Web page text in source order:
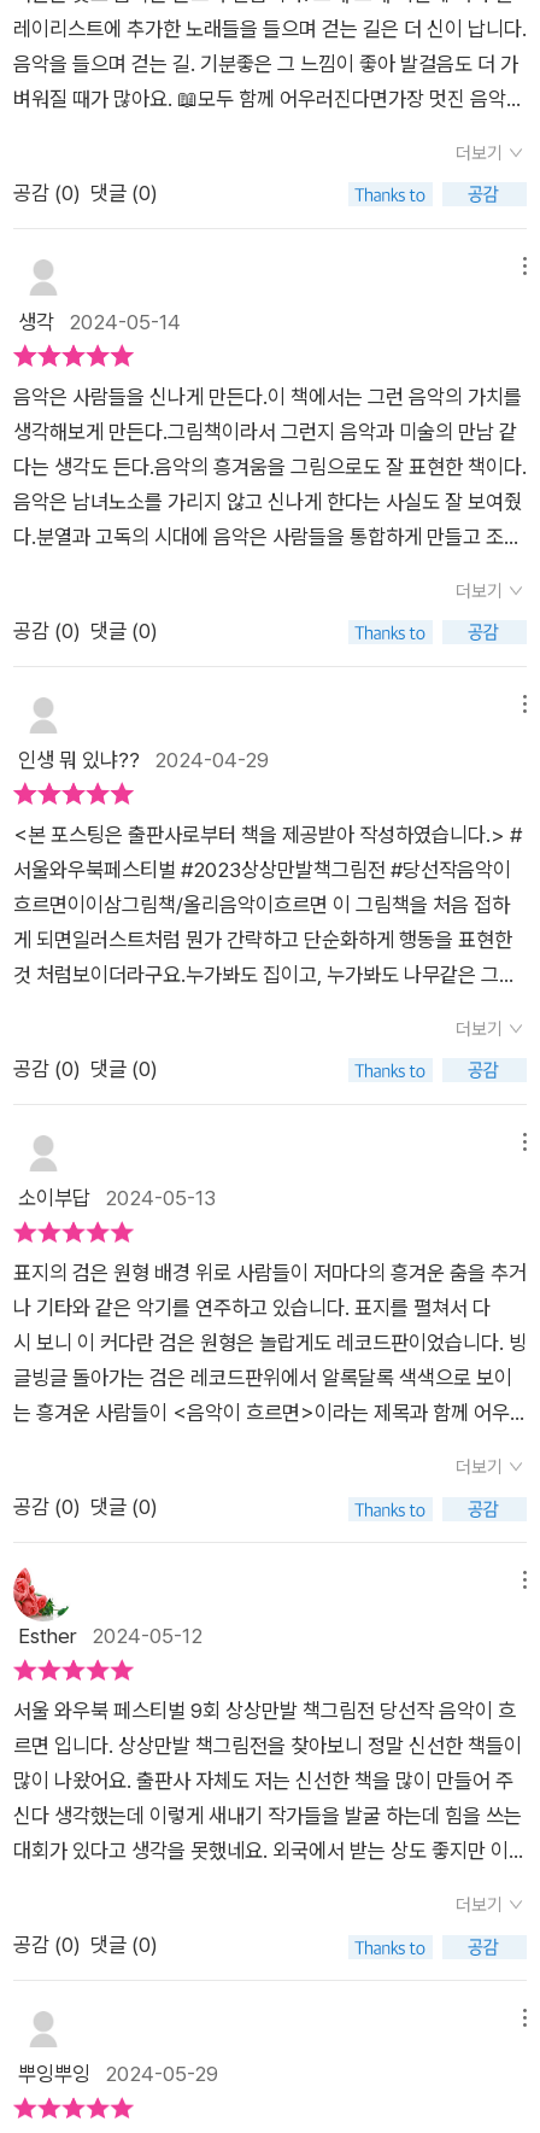
품을 시작으로 이야기는 계속되고 있어요.첫 번째 책인 우리 곁에
있어주는 반려동물 이야기인 <너를 기다리는 시간>과사람과 사
람 사이의 관계인 적당한 거리를 이야기 한 <마음 줄자>,그리고
림책이네요.- 제 9회 상상만발 책그림전 당선작 -2023년 아홉
작품 당선작 중 한 작품인 <음악이 흐르면>이네요.찾아보니 출
품 당시의 표지하고는 다른 느낌이네요.서울와우북페스티벌에서
진행되는 상상만발책그림전이 올해로 9회차를 맞이했습니다.지
난 9년간 책그림전은 당선작과 가작을 선정하여 96개의 작품을
독자-작가-출판사와 연결해왔고, 그 결과로 40 여권이 국내외
출판사로부터 도서만을 제공받아 작성한 리뷰입니다.
으면서 'We Are the World'라는 노래가 떠올랐다. 에티오피아
빈민 구호 활동이란 취지로 미국에서 제작된 특별 앨범은 큰 성공
을 거둠과 동시에 많은 이들로 하여금 빈민에 대한 관심에 지대한
영향을 미쳤다. 5살딸에게는 조금 어려운 내용이었지만 화려한
레이리스트에 추가한 노래들을 들으며 걷는 길은 더 신이 납니다.
음악을 들으며 걷는 길. 기분좋은 그 느낌이 좋아 발걸음도 더 가
벼워질 때가 많아요. 📖모두 함께 어우러진다면가장 멋진 음악이
면 귓가에 음악이 흐르는 듯 합니다. 그 음악에 맞춰 몸을 이리 저
리 흔들며 만들어가는 이 세상은 더 아름다울 것만 같습니다. 레
코드판이 돌아가고 음악이 흐르면 사람들이 저마다의 춤을 춥니
다. 저마다의 색으로 저마다의 느낌으로. 춤을 잘 추고 못 추고는
중요하지 않습니다. 저마다의 춤으로 즐겁다면 그걸로 충분하지
않을까요? 그 안에서 서로 어우러져 아름다운 세상을 만들어가
살아가는 이 세상은 쉽지 않습니다. 나로 인해 누군가 힘들 수도
있고 누군가로 인해 내가 힘들 때도 있습니다. 서로 다른 두 사람
이 만나 부부가 되는 것도 쉽지 않은데 서로 다른 사람들이 모여
만들어가는 세상이 어떻게 쉬울 수 있겠어요?어찌보면 힘든게
너무나도 당연한 것입니다. 다른 음이 모여 멋진 화음을 만들고,
다른 악기의 소리가 어우러져 멋진 연주를 만들고,다른 목소리가
어우러져 아름다운 하모니가 만들어집니다. 다름을 틀림이 아닌
린 더 행복하고 더 즐겁고 더 멋진 세상을 만들어갈 수 있을 것입
니다. 귀를 잘 기울여보세요. 지금 어디선가 음악소리가 들려오는
것 같지 않으세요?그 소리에 맞춰 함께 춤추지 않을래요?서로의
음악에 귀를 기울이며 함께 하다보면 우린 아름다운 음악을 만들
수 있을거예요. 그렇게 함께 춤추며 아름다운 세상을 만들어가요
🎶📖우리는 다 다릅니다. 다른 우리들이 어우러진다면 함께 멋진
음악을 만들 수 있지 않을까요?함께 춤을 출 수 있지 않을까요?
틀림이 아닌 다름으로 서로를 이해하고 사랑한다면 우리들이 사
는 세상이 조금 더 행복하고 따뜻해지지 않을까 하는 바람으로 이
시고 보내주셔서 감사합니다. - 출판사로부터 책을 제공받아 솔
직하게 작성된 서평입니다.#음악이흐르면 #이이삼 #올리 #서울
와우북페스티벌 #상상만발책그림전#다름 #함께살아가는 #우
리 #이해 #배려 #따뜻함 #어우러짐 #그림책 #그림책스타그램
#그림책소개 #그림책추천 #그림책추천스타그램 #그림책보는
엄마 #그림책활동가 #책스타그램 #북스타그램 #북모닝
더보기
공감 (0) 댓글 (0)
생각 2024-05-14
음악은 사람들을 신나게 만든다.이 책에서는 그런 음악의 가치를
생각해보게 만든다.그림책이라서 그런지 음악과 미술의 만남 같
다는 생각도 든다.음악의 흥겨움을 그림으로도 잘 표현한 책이다.
음악은 남녀노소를 가리지 않고 신나게 한다는 사실도 잘 보여줬
다.분열과 고독의 시대에 음악은 사람들을 통합하게 만들고 조화
대한 책이다.축제에는 음악이 빠질 수 없다.또 음악이 축제로 이
어지는 것도 자연스럽다.이 책은 음악이 사람들에게 어떤 가치를
가지는지 성공적으로 보여준 책이라고 생각된다.음악의 가치를
시각적으로 표현했다는 점이 이 책을 독특하게 만들어 준다.분야
를 뛰어넘어서 활동하는 것이 보편화된 현대 사회에 잘 어울린다.
책을 읽으면서 분야를 뛰어넘을 때만 줄 수 있는 감동이 따로 있
이다.그런 감동은 차이를 뛰어넘는다.고전 음악이 현대에도 감동
을 주듯 시간도 뛰어넘는다.케이팝이 미국에서도 성공하듯 공간
마저 뛰어넘는다.그런 음악의 힘이 이 책에서 잘 표현되었다.다양
한 사람들이 음악을 즐기고 있다.차이를 뛰어넘는 가장 좋은 방법
이 곧 음악이라는 생각도 들었다.음악은 사람들이 자유롭게 차이
를 뛰어넘을 수 있도록 만든다.이 책에서도 사람들은 자유롭게 음
악을 즐기고 춤을 춘다.음악은 사람들이 자신의 감정에 충실하도
면서 사람의 진심을 이끌어낼 때 음악이 효과적이라고 생각했다.
이 책은 그런 음악의 자유로움을 정말 잘 보여줬다.음악의 자유로
움을 드러내는 몸짓이 그림으로 표현되었기 때문이다.자유롭고
신나는 춤이 독자마저 행복하게 만들어 줬다.음악이야말로 행복
한 삶에 빠질 수 없다는 생각도 들었다.음악의 가치를 시각적으로
표현한 책에 관심이 있다면 적극 추천하고 싶은 책이다.*이 글은
컬처블룸 카페를 통해서 출판사로부터 도서를 제공받아 주관적
인 견해에 의해서 작성되었습니다.
더보기
공감 (0) 댓글 (0)
인생 뭐 있냐?? 2024-04-29
<본 포스팅은 출판사로부터 책을 제공받아 작성하였습니다.>​​ #
서울와우북페스티벌 #2023상상만발책그림전 #당선작음악이
흐르면이이삼그림책/올리​음악이흐르면 이 그림책을 처음 접하
게 되면일러스트처럼 뭔가 간략하고 단순화하게 행동을 표현한
것 처럼보이더라구요.​누가봐도 집이고, 누가봐도 나무같은 그림
글로 잘 드러내주고 있어 일단 머리 아프게 생각하거나 고민할 필
요는없는 그림책입니다.​그림책을 있는 그대로 받아드리기만 하
끼는대로자유롭게 표현하면서피어나는 봄도 활짝 핀 꽃도 푸릇
푸릇한 나무도 잘 드러나게 말이죠.​지금을 잘 볼 수 없는 검은색 l
p판을 보면서lp판이 돌아가면서 들려주는 노래에 귀를 기울이고
리듬을 볼 수는 없지만 리듬이 온 몸을 휘감고 있습니다.​지금 우
리는 몸과 마음을 다 자유롭게 열어두고밝고 환한 분위기에서 신
나고 즐겁게 즐기면 됩니다.생생하게 음악을 즐기는 모습이 그림
책을 펼쳐보다보면누구나 느껴질듯 합니다.​지금 우리는 나 혼자
가 아니라 나와 너 그리고 우리가 되어아침부터 늦은 밤까지. 실
내에서 벗어나 실외 벚꽃 가득한 공원에서까지음악이 흐르는 곳
이라면 어디든 음악과 한 몸이 되어버립니다.​​
더보기
공감 (0) 댓글 (0)
소이부답 2024-05-13
표지의 검은 원형 배경 위로 사람들이 저마다의 흥겨운 춤을 추거
나 기타와 같은 악기를 연주하고 있습니다. 표지를 펼쳐서 다
시 보니 이 커다란 검은 원형은 놀랍게도 레코드판이었습니다. 빙
글빙글 돌아가는 검은 레코드판위에서 알록달록 색색으로 보이
는 흥겨운 사람들이 <​음악이 흐르면>이라는 제목과 함께 어우
판을 골라 턴테이블에 올려두고 있습니다. 판이 돌기 시작하자 레
코드 핀이 지나는 자리에 선이 생기며 사람의 형상이 머리부터 조
새 완성된 사람이 손을 흔들며 유쾌하게 묻습니다. 어느새 회전하
는 바늘 끝에서 만들어지는 사람들이 하나 둘 늘어납니다. "하나
둘씩 모여 우리 같이 춤추지 않을래?" 어느새 레코드판위에는 나
라 멋지게 브레이크 댄스를 추는 사람도 나타나고 고양이와 오리
도 보입니다. 흥겹게 모여 춤을 추는 사람들은 키도 나이도 모
두 다르지만 신나게 어울려 춤을 추며 어우러집니다. 이들에 음악
을 즐기며 추는 춤에는 규칙 따위는 없습니다. 밝은 에너지가 한
껏 느껴지는 사람들의 춤사위는 어느새 흔들리는 잎이 되고, 흩날
리는 꽃잎이 되어 바람처럼 자유롭습니다. <음악이 흐르면>
은 서울와우북페스티벌에서 주최하는 2023 상상만발 책 그림
현으로 음악의 선율과 춤추는 사람들의 행복한 에너지가 인상적
으로 표현되어 있는 그림책입니다. 흥겨운 음악에 맞추어 누구
의 눈치도 보지 않고 신나게 몸을 흔드는 해방감이 보는이의 마음
까지 흥이 나게 만듭니다. 책장을 넘길때마다 음악이 들리는 것
더보기
공감 (0) 댓글 (0)
Esther 2024-05-12
서울 와우북 페스티벌 9회 상상만발 책그림전 당선작 음악이 흐
르면 입니다. 상상만발 책그림전을 찾아보니 정말 신선한 책들이
많이 나왔어요. 출판사 자체도 저는 신선한 책을 많이 만들어 주
신다 생각했는데 이렇게 새내기 작가들을 발굴 하는데 힘을 쓰는
대회가 있다고 생각을 못했네요. 외국에서 받는 상도 좋지만 이렇
생각이 들게 하는 책입니다. LP판 한장으로 그림이 시작되요. 그
림책은 첫장을 펼치는 곳을 잘 봐야 한다고 작가님들이 이야기 해
을때 LP에서 CD로 넘어 가는 상황이였든요. 무언가 느낌이 좋은
LP 한장~음악이 시작 되기 전 판을 읽어 드리는 핀을 두면 조금
시간이 걸리지요. 음악을 듣기 전 마음을 준비 하게 되지요. 음악
더보기
공감 (0) 댓글 (0)
뿌잉뿌잉 2024-05-29